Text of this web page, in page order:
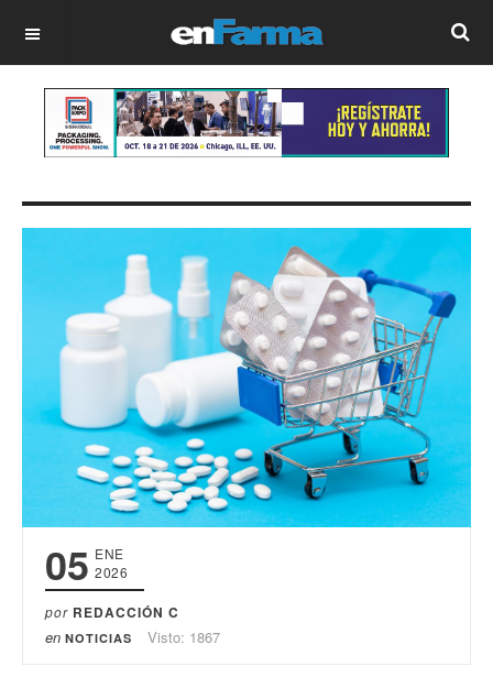
OFF CANVAS
05 ENE
2026
por REDACCIÓN C
en NOTICIAS Visto: 1867